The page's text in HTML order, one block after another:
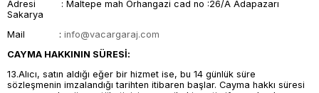
Adresi : Maltepe mah Orhangazi cad no :26/A Adapazarı
Sakarya
Mail : info@vacargaraj.com
CAYMA HAKKININ SÜRESİ:
13.Alıcı, satın aldığı eğer bir hizmet ise, bu 14 günlük süre
sözleşmenin imzalandığı tarihten itibaren başlar. Cayma hakkı süresi